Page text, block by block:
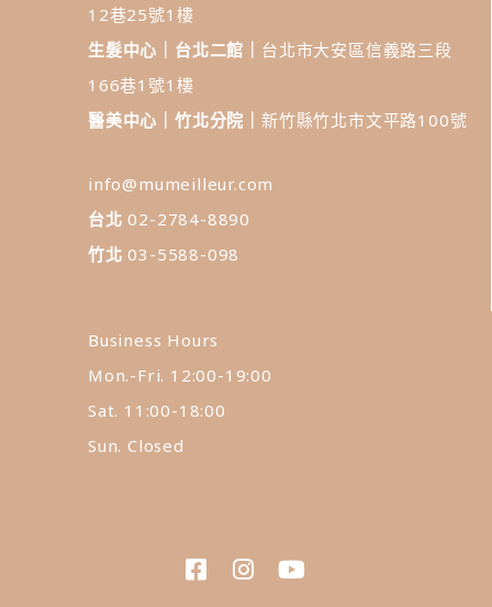
12巷25號1樓
生髮中心｜台北二館｜ 台北市大安區信義路三段
166巷1號1樓
醫美中心｜竹北分院｜ 新竹縣竹北市文平路100號
info@mumeilleur.com
台北 02-2784-8890
竹北03-5588-098
Business Hours
Mon.-Fri. 12:00-19:00
Sat. 11:00-18:00
Sun. Closed